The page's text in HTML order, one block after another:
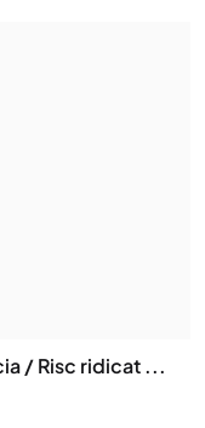
/ Risc ridicat ...